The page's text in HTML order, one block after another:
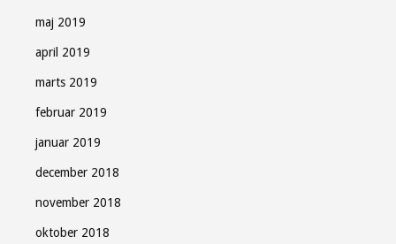
maj 2019
april 2019
marts 2019
februar 2019
januar 2019
december 2018
november 2018
oktober 2018